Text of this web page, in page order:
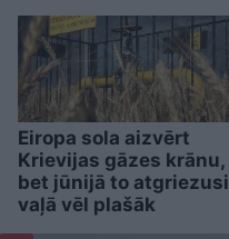
Eiropa sola aizvērt
Krievijas gāzes krānu,
bet jūnijā to atgriezusi
vaļā vēl plašāk